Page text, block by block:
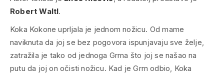
Robert Waltl.
Koka Kokone uprljala je jednom nožicu. Od mame
naviknuta da joj se bez pogovora ispunjavaju sve želje,
zatražila je tako od jednoga Grma što joj se našao na
putu da joj on očisti nožicu. Kad je Grm odbio, Koka